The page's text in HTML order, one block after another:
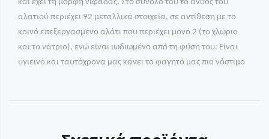
και έχει τη μορφή νιφάδας. Στο σύνολο του το άνθος του
αλατιού περιέχει 92 μεταλλικά στοιχεία, σε αντίθεση με το
κοινό επεξεργασμένο αλάτι που περιέχει μονό 2 (το χλώριο
και το νάτριο), ενώ είναι ιωδιωμένο από τη φύση του. Είναι
υγιεινό και ταυτόχρονα μας κάνει το φαγητό μας πιο νόστιμο